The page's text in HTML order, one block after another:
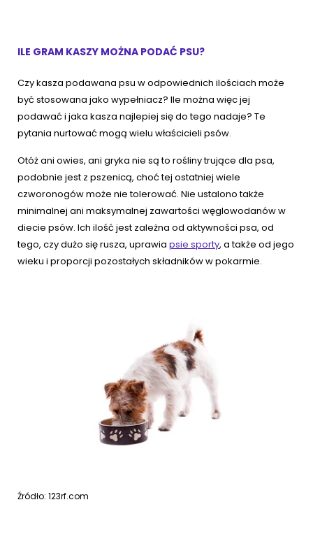
ILE GRAM KASZY MOŻNA PODAĆ PSU?
Czy kasza podawana psu w odpowiednich ilościach może
być stosowana jako wypełniacz? Ile można więc jej
podawać i jaka kasza najlepiej się do tego nadaje? Te
pytania nurtować mogą wielu właścicieli psów.
Otóż ani owies, ani gryka nie są to rośliny trujące dla psa,
podobnie jest z pszenicą, choć tej ostatniej wiele
czworonogów może nie tolerować. Nie ustalono także
minimalnej ani maksymalnej zawartości węglowodanów w
diecie psów. Ich ilość jest zależna od aktywności psa, od
tego, czy dużo się rusza, uprawia psie sporty, a także od jego
wieku i proporcji pozostałych składników w pokarmie.
Źródło: 123rf.com